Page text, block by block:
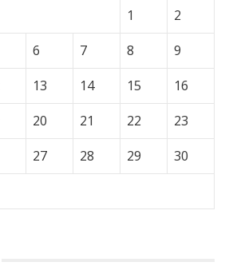
1
2
6 7 8
9
13 14 15
16
20 21 22
23
27 28 29
30